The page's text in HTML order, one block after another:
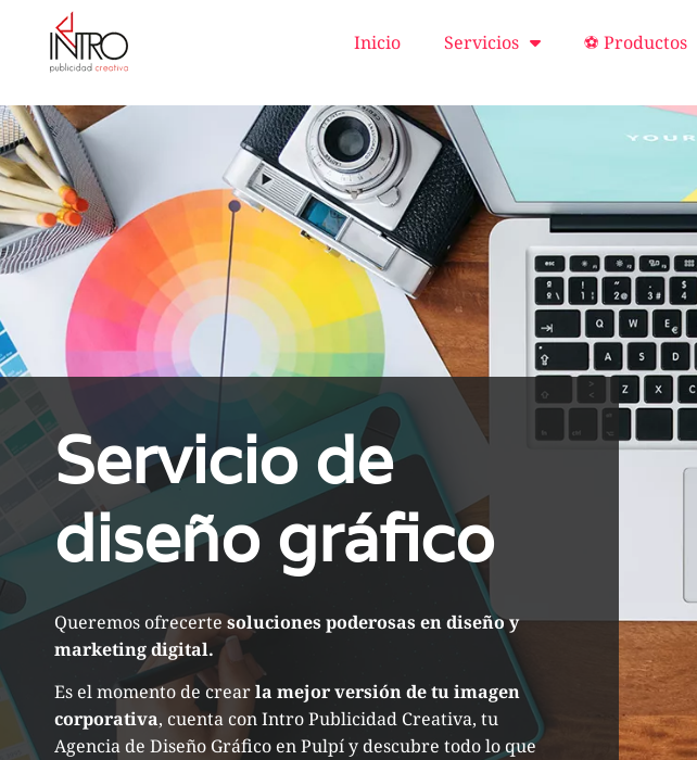
Inicio Servicios ⚽ Productos
Servicio de
diseño gráfico
Queremos ofrecertesoluciones poderosas en diseño y
marketing digital.
Es el momento de crearla mejor versión de tu imagen
corporativa, cuenta con Intro Publicidad Creativa, tu
Agencia de Diseño Gráfico en Pulpí y descubre todo lo que